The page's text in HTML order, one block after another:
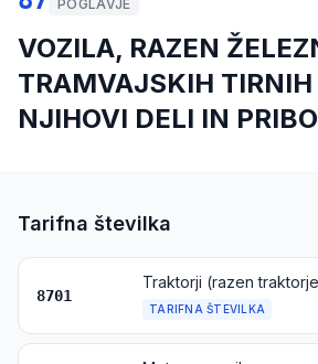
POGLAVJE
VOZILA, RAZEN
TRAMVAJSKIH TIRNIH
NJIHOVI DELI IN
Tarifna številka
8701
TARIFNA ŠTEVILKA